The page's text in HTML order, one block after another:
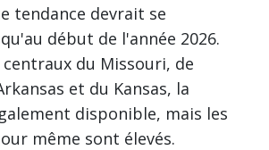
tendance devrait se
début de l'année 2026.
centraux du Missouri, de
et du Kansas, la
disponible, mais les
même sont élevés.